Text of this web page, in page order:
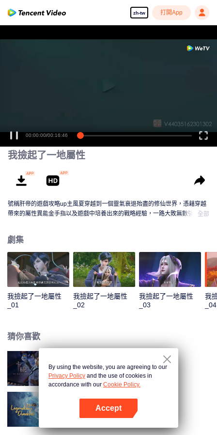
zh-tw 打開App
享受流暢高清劇集
00:00:00/00:16:46
我撿起了一地屬性
號稱肝帝的遊戲攻略up主風夏穿越到一個靈氣衰退殆盡的修仙世界，憑藉穿越
帶來的屬性異能金手指以及遊戲中培養出來的戰略經驗，一路大敗無數強敵，
的迫害，並復甦了玄元世界的天地靈氣；玄元世界靈氣復甦後，界外勢力將玄
元世界視為一塊肥肉，開始搶奪。為保此界安寧，風夏與塵海老祖攜手弒神，
守護住了世界和平；但塵海老祖卻因此不幸身逝，為找到使塵海老祖復生的辦
法，風夏最終踏上了成神之路。
全部
劇集
我撿起了一地屬性
_01
我撿起了一地屬性
_02
我撿起了一地屬性
_03
我
_04
猜你喜歡
卡徒
雪鷹領主動漫
By using the website, you are agreeing to our
Privacy Policy and the use of cookies in
accordance with our Cookie Policy.
Accept